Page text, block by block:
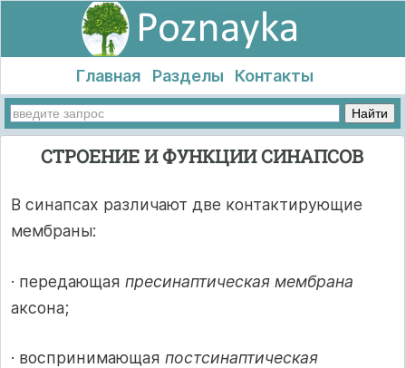
Главная Разделы Контакты
СТРОЕНИЕ И ФУНКЦИИ СИНАПСОВ
В синапсах различают две контактирующие
мембраны:
· передающая пресинаптическая мембрана
аксона;
· воспринимающая постсинаптическая